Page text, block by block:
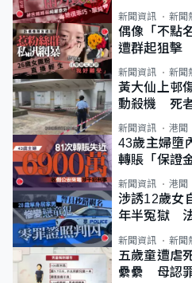
新聞資訊 新聞
偶像「不點
遭群起狙擊
新聞資訊 新聞
黃大仙上邨
動殺機 死
斃
新聞資訊 港聞
43歲主婦墮
轉賬「保證
新聞資訊 港聞
涉誘12歲女
年半冤獄
新聞資訊 新聞
五歲童遭虐
纍纍 母認